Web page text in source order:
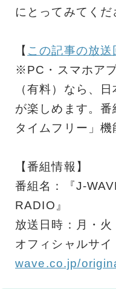
にとってみてくだ
【 この記事の放
※PC・スマホア
（有料）なら、
が楽しめます。
タイムフリー」機
【番組情報】
番組名：『J-
RADIO』
放送日時：月・
オフィシャルサイ
wave.co.jp/